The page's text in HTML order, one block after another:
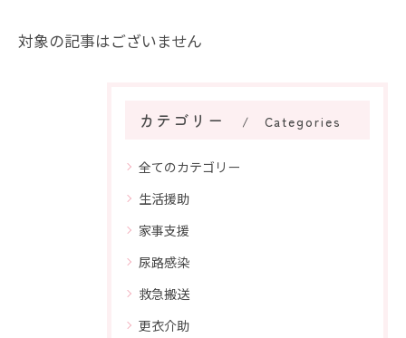
対象の記事はございません
カテゴリー Categories
全てのカテゴリー
生活援助
家事支援
尿路感染
救急搬送
更衣介助